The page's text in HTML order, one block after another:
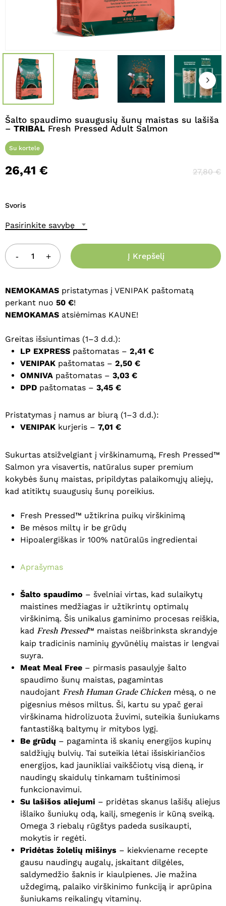
Šalto spaudimo suaugusių šunų maistas su lašiša
– TRIBAL Fresh Pressed Adult Salmon
Su kortele
26,41 € 27,80€
Svoris
Pasirinkite savybę
Į Krepšelį
NEMOKAMAS pristatymas į VENIPAK paštomatą
perkant nuo 50 €!
NEMOKAMAS atsiėmimas KAUNE!
Greitas išsiuntimas (1–3 d.d.):
LP EXPRESS paštomatas – 2,41 €
VENIPAK paštomatas – 2,50 €
OMNIVA paštomatas – 3,03 €
DPD paštomatas – 3,45 €
Pristatymas į namus ar biurą (1–3 d.d.):
VENIPAK kurjeris – 7,01 €
Sukurtas atsižvelgiant į virškinamumą, Fresh Pressed™
Salmon yra visavertis, natūralus super premium
kokybės šunų maistas, pripildytas palaikomųjų aliejų,
kad atitiktų suaugusių šunų poreikius.
Fresh Pressed™ užtikrina puikų virškinimą
Be mėsos miltų ir be grūdų
Hipoalergiškas ir 100% natūralūs ingredientai
Aprašymas
Šalto spaudimo – švelniai virtas, kad sulaikytų
maistines medžiagas ir užtikrintų optimalų
virškinimą. Šis unikalus gaminimo procesas reiškia,
kad Fresh Pressed™ maistas neišbrinksta skrandyje
kaip tradicinis naminių gyvūnėlių maistas ir lengvai
suyra.
Meat Meal Free – pirmasis pasaulyje šalto
spaudimo šunų maistas, pagamintas
naudojant Fresh Human Grade Chicken mėsą, o ne
pigesnius mėsos miltus. Ši, kartu su ypač gerai
virškinama hidrolizuota žuvimi, suteikia šuniukams
fantastišką baltymų ir mitybos lygį.
Be grūdų – pagaminta iš skanių energijos kupinų
saldžiųjų bulvių. Tai suteikia lėtai išsiskiriančios
energijos, kad jaunikliai vaikščiotų visą dieną, ir
naudingų skaidulų tinkamam tuštinimosi
funkcionavimui.
Su lašišos aliejumi – pridėtas skanus lašišų aliejus
išlaiko šuniukų odą, kailį, smegenis ir kūną sveiką.
Omega 3 riebalų rūgštys padeda susikaupti,
mokytis ir regėti.
Pridėtas žolelių mišinys – kiekviename recepte
gausu naudingų augalų, įskaitant dilgėles,
saldymedžio šaknis ir kiaulpienes. Jie mažina
uždegimą, palaiko virškinimo funkciją ir aprūpina
šuniukams reikalingų vitaminų.
El. paštas
Noriu savo interneto naršyklėje
įvesti iš naujo, kai kitą kartą vėl norėsiu